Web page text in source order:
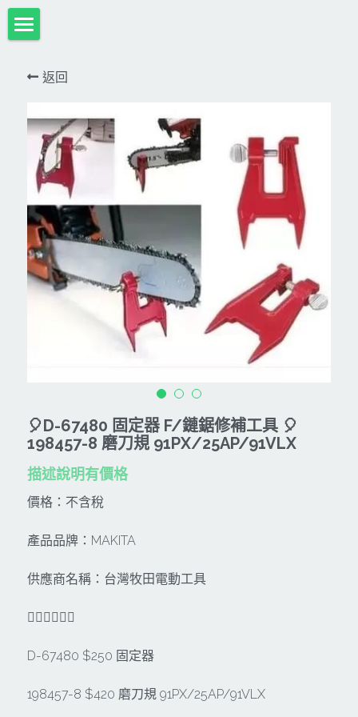
所有分類
HULK-DC POWER 浩克
MK-POWER 充電式
牧田12V含⬇︎
牧田18V
CAN TA肯田-附件
牧田MT
Milwaukee-充電器、電池、配件
Milwaukee-12
Dewalt 電池、充電器、配件
Milwaukee米沃奇、型鋼力
18V
12V
型鋼力
電池、充電器、配件
DeWALT、STANLEY
DeWALT(得偉)
STANLEY(史丹利)
KINGTONY~KUANI專業級工具
Dewalt、Stanly 電池、配件
牧田
40V
36V
牧科Maktec
插電式
電池及配件
雷射測距儀
引擎類
Bosch
充電式
充電器、電池、附件專區
雷射、牆體探測等儀器
機器附件
其它電動工具
CAN TA電動工具
CAN TA-附件
TAKANO 電動工具
KOLAI格萊電動工具
KUMAS工具
Hikoki
REXON
MK-POWER
HULK 浩克
其它工具
變頻電焊機、CO2、鑽孔機
日本ASADA水管、電管壓接、油壓系列​等
HONDA發電機、引擎
雷射儀器及水準儀
電動吊車、吊具、氣動工具
五金及其它
中亞焊條產品
延長線、電線、電焊線
電焊夾及切斷器
充電器
鋸片類
搜索
返回
🎈D-67480 固定器 F/鏈鋸修補工具 🎈
198457-8 磨刀規 91PX/25AP/91VLX
描述說明有價格
價格：不含稅
產品品牌：MAKITA
供應商名稱：台灣牧田電動工具
🐕‍🦺🐕‍🦺🐕‍🦺
D-67480 $250 固定器
198457-8 $420 磨刀規 91PX/25AP/91VLX